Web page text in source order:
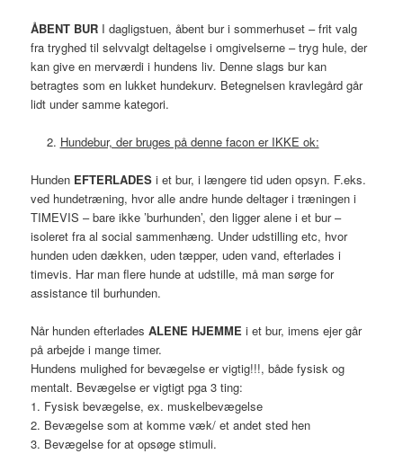
ÅBENT BUR I dagligstuen, åbent bur i sommerhuset – frit valg
fra tryghed til selvvalgt deltagelse i omgivelserne – tryg hule, der
kan give en merværdi i hundens liv. Denne slags bur kan
betragtes som en lukket hundekurv. Betegnelsen kravlegård går
lidt under samme kategori.
Hundebur, der bruges på denne facon er IKKE ok:
Hunden EFTERLADES i et bur, i længere tid uden opsyn. F.eks.
ved hundetræning, hvor alle andre hunde deltager i træningen i
TIMEVIS – bare ikke ’burhunden’, den ligger alene i et bur –
isoleret fra al social sammenhæng. Under udstilling etc, hvor
hunden uden dækken, uden tæpper, uden vand, efterlades i
timevis. Har man flere hunde at udstille, må man sørge for
assistance til burhunden.
Når hunden efterladesALENE HJEMME i et bur, imens ejer går
på arbejde i mange timer.
Hundens mulighed for bevægelse er vigtig!!!, både fysisk og
mentalt. Bevægelse er vigtigt pga 3 ting:
1. Fysisk bevægelse, ex. muskelbevægelse
2. Bevægelse som at komme væk/ et andet sted hen
3. Bevægelse for at opsøge stimuli.